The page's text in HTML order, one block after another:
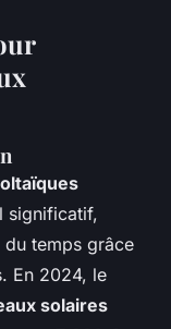
significatif,
temps grâce
En 2024, le
solaires